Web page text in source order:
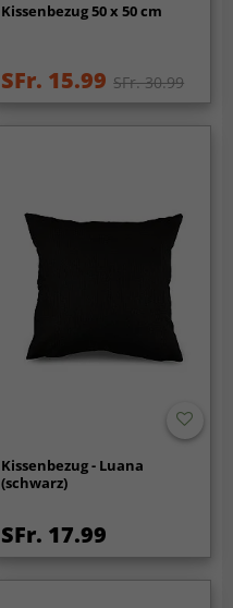
Kissenbezug 50 x 50 cm
SFr. 15.99 SFr. 30.99
Kissenbezug - Luana
(schwarz)
SFr. 17.99